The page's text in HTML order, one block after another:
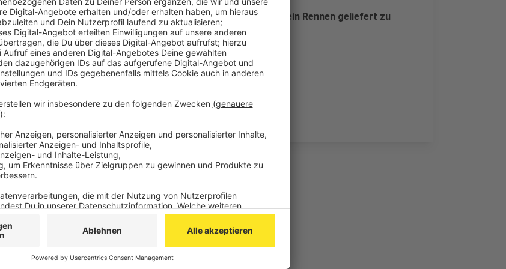
Die beiden Alsdorfer im Alter von 24 Jahren bestreiten, sich ein Rennen geliefert zu
haben.
Veröffentlicht:Freitag, 22.11.2019 13:13
Anzeige